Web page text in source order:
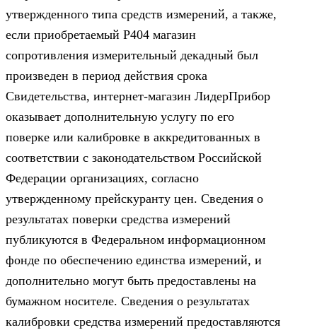
утвержденного типа средств измерений, а также,
если приобретаемый Р404 магазин
сопротивления измерительный декадный был
произведен в период действия срока
Свидетельства, интернет-магазин ЛидерПрибор
оказывает дополнительную услугу по его
поверке или калибровке в аккредитованных в
соответствии с законодательством Российской
Федерации организациях, согласно
утвержденному прейскуранту цен. Сведения о
результатах поверки средства измерений
публикуются в Федеральном информационном
фонде по обеспечению единства измерений, и
дополнительно могут быть предоставлены на
бумажном носителе. Сведения о результатах
калибровки средства измерений предоставляются